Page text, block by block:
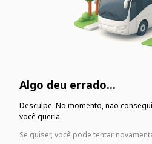
Algo deu errado...
Desculpe. No momento, não
você queria.
Se quiser, você pode tentar